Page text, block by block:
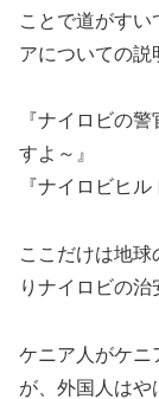
ことで道がすい
アについての説
『ナイロビの
すよ～』
『ナイロビヒ
ここだけは地
りナイロビの治
ケニア人がケニ
が、外国人はや